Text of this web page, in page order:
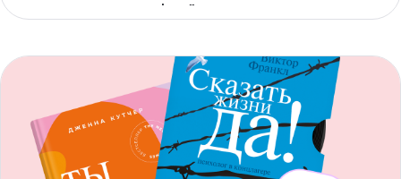
с доступом офлайн